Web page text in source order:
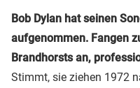
Bob Dylan hat seinen
aufgenommen. Fangen
Brandhorsts an,
Stimmt, sie ziehen 1972